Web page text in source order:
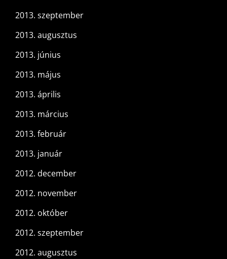
2013. szeptember
2013. augusztus
2013. június
2013. május
2013. április
2013. március
2013. február
2013. január
2012. december
2012. november
2012. október
2012. szeptember
2012. augusztus